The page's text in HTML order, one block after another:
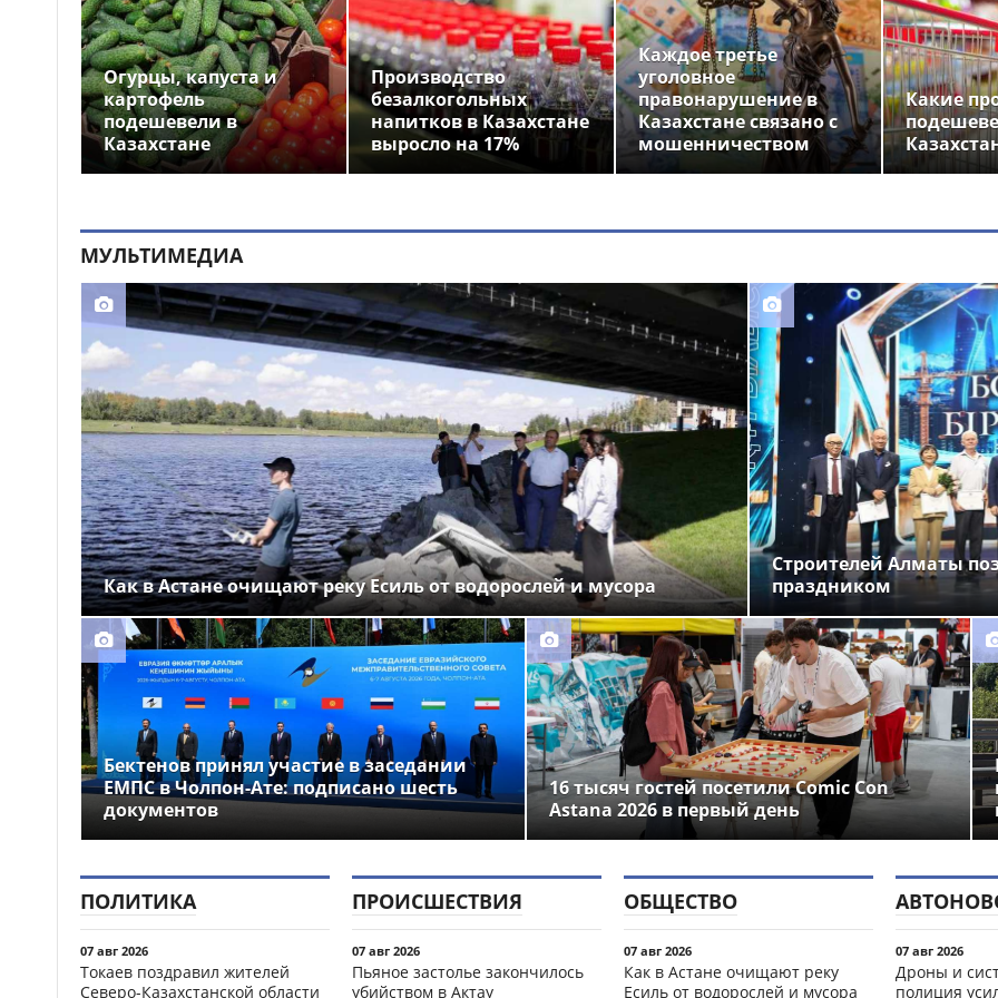
12:01
Выборы депутатов
Курултая: как узнать свой
избирательный участок
11:41
Служебная собака
помогла полицейским найти
пропавшую 18-летнюю
девушку в Караганде
Огурцы, капуста и
картофель
подешевели в
Казахстане
Производство
безалкогольных
напитков в Казахстане
выросло на 17%
Каждое третье
уголовное
правонарушение в
Казахстане связано с
мошенничеством
Какие
МУЛЬТИМЕДИА
Как в Астане очищают реку Есиль от водорослей и мусора
Строителей Алматы
праздником
Бектенов принял участие в заседании
ЕМПС в Чолпон-Ате: подписано шесть
документов
16 тысяч гостей посетили Comic Con
Astana 2026 в первый день
ПОЛИТИКА
07 авг 2026
Токаев поздравил жителей
Северо-Казахстанской области
ПРОИСШЕСТВИЯ
07 авг 2026
Пьяное застолье закончилось
убийством в Актау
ОБЩЕСТВО
07 авг 2026
Как в Астане очищают реку
Есиль от водорослей и мусора
07 авг 2026
Дроны и
полиция